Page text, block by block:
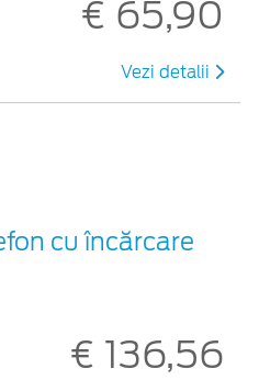
€ 65,90
Vezi detalii
cu încărcare
€ 136,56